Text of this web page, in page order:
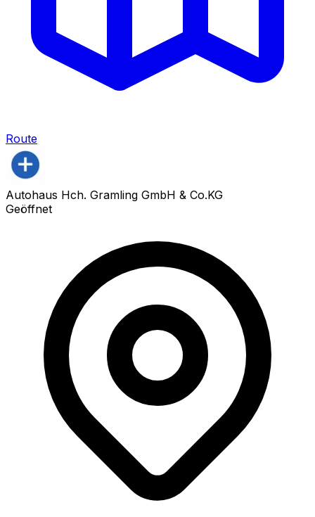
Route
Autohaus Hch. Gramling GmbH & Co.KG
Geöffnet